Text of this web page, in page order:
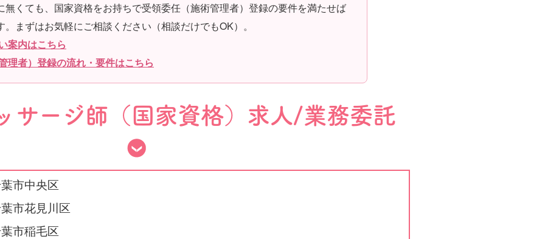
無くても、国家資格をお持ちで受領委任（施術管理者）登録の要件を満たせば
まずはお気軽にご相談ください（相談だけでもOK）。
案内はこちら
理者）登録の流れ・要件はこちら
サージ師（国家資格）求人/業務委託
市中央区
市花見川区
市稲毛区